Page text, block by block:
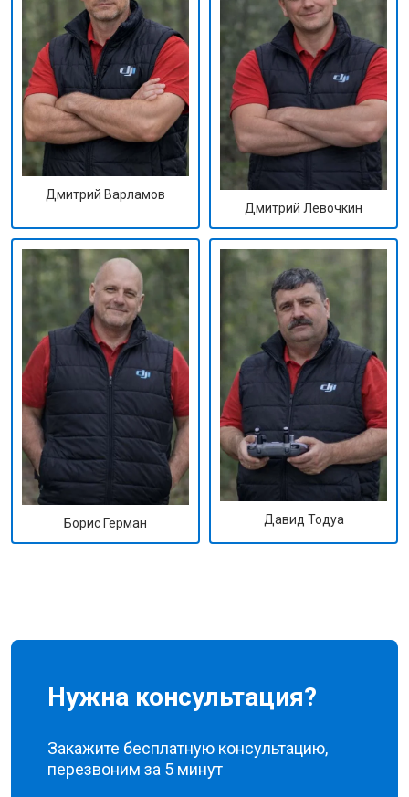
Дмитрий Варламов
Дмитрий Левочкин
Борис Герман Давид Тодуа
Нужна консультация?
Закажите бесплатную консультацию,
перезвоним за 5 минут